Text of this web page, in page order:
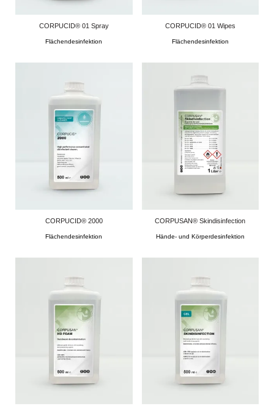
CORPUCID® 01 Spray
Flächendesinfektion
CORPUCID® 01 Wipes
Flächendesinfektion
CORPUCID® 2000
Flächendesinfektion
CORPUSAN® Skindisinfection
Hände- und Körperdesinfektion